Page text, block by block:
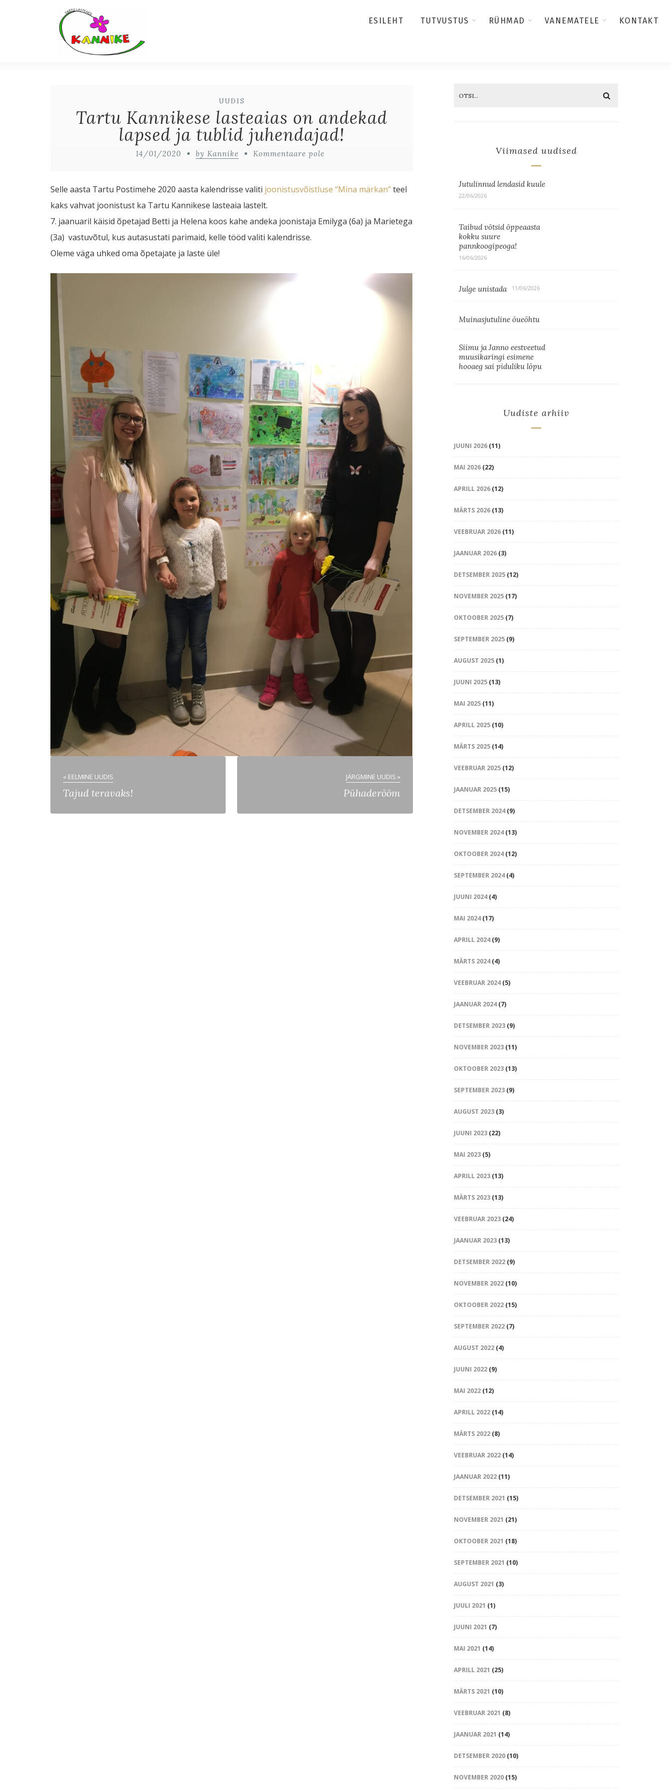
ESILEHT TUTVUSTUS RÜHMAD VANEMATELE KONTAKT
UUDIS
Tartu Kannikese lasteaias on andekad
lapsed ja tublid juhendajad!
14/01/2020 by Kannike Kommentaare pole
Selle aasta Tartu Postimehe 2020 aasta kalendrisse valiti joonistusvõistluse “Mina märkan”teel
kaks vahvat joonistust ka Tartu Kannikese lasteaia lastelt.
7. jaanuaril käisid õpetajad Betti ja Helena koos kahe andeka joonistaja Emilyga (6a) ja Marietega
(3a) vastuvõtul, kus autasustati parimaid, kelle tööd valiti kalendrisse.
Oleme väga uhked oma õpetajate ja laste üle!
« EELMINE UUDIS
Tajud teravaks!
JÄRGMINE UUDIS »
Pühaderõõm
Viimased uudised
Jutulinnud lendasid kuule
22/06/2026
Taibud võtsid õppeaasta
kokku suure
pannkoogipeoga!
16/06/2026
Julge unistada 11/06/2026
Muinasjutuline õueõhtu
Siimu ja Janno eestveetud
muusikaringi esimene
hooaeg sai piduliku lõpu
Uudiste arhiiv
JUUNI 2026(11)
MAI 2026(22)
APRILL 2026(12)
MÄRTS 2026(13)
VEEBRUAR 2026(11)
JAANUAR 2026(3)
DETSEMBER 2025(12)
NOVEMBER 2025(17)
OKTOOBER 2025(7)
SEPTEMBER 2025(9)
AUGUST 2025(1)
JUUNI 2025(13)
MAI 2025(11)
APRILL 2025(10)
MÄRTS 2025(14)
VEEBRUAR 2025(12)
JAANUAR 2025(15)
DETSEMBER 2024(9)
NOVEMBER 2024(13)
OKTOOBER 2024(12)
SEPTEMBER 2024(4)
JUUNI 2024(4)
MAI 2024(17)
APRILL 2024(9)
MÄRTS 2024(4)
VEEBRUAR 2024(5)
JAANUAR 2024(7)
DETSEMBER 2023(9)
NOVEMBER 2023(11)
OKTOOBER 2023(13)
SEPTEMBER 2023(9)
AUGUST 2023(3)
JUUNI 2023(22)
MAI 2023(5)
APRILL 2023(13)
MÄRTS 2023(13)
VEEBRUAR 2023(24)
JAANUAR 2023(13)
DETSEMBER 2022(9)
NOVEMBER 2022(10)
OKTOOBER 2022(15)
SEPTEMBER 2022(7)
AUGUST 2022(4)
JUUNI 2022(9)
MAI 2022(12)
APRILL 2022(14)
MÄRTS 2022(8)
VEEBRUAR 2022(14)
JAANUAR 2022(11)
DETSEMBER 2021 (15)
NOVEMBER 2021 (21)
OKTOOBER 2021 (18)
SEPTEMBER 2021 (10)
AUGUST 2021 (3)
JUULI 2021 (1)
JUUNI 2021 (7)
MAI 2021 (14)
APRILL 2021 (25)
MÄRTS 2021 (10)
VEEBRUAR 2021 (8)
JAANUAR 2021 (14)
DETSEMBER 2020(10)
NOVEMBER 2020(15)